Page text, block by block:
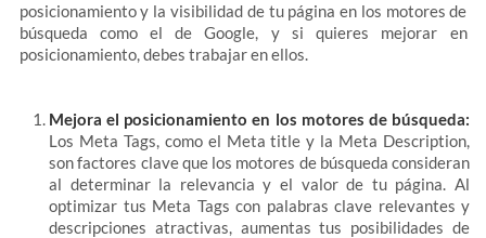
posicionamiento y la visibilidad de tu página en los motores de
búsqueda como el de Google, y si quieres mejorar en
posicionamiento, debes trabajar en ellos.
Mejora el posicionamiento en los motores de búsqueda:
Los Meta Tags, como el Meta title y la Meta Description,
son factores clave que los motores de búsqueda consideran
al determinar la relevancia y el valor de tu página. Al
optimizar tus Meta Tags con palabras clave relevantes y
descripciones atractivas, aumentas tus posibilidades de